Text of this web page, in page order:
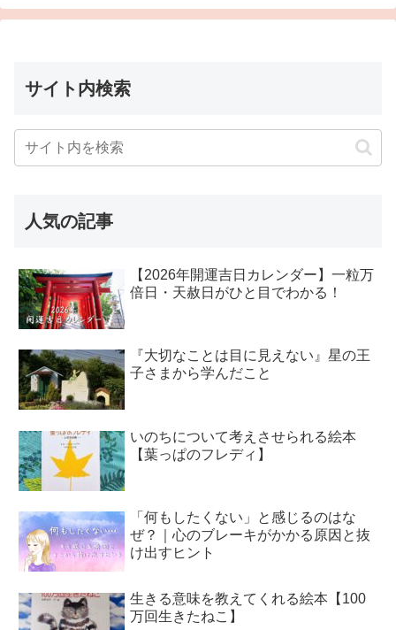
サイト内検索
人気の記事
【2026年開運吉日カレンダー】一粒万
倍日・天赦日がひと目でわかる！
『大切なことは目に見えない』星の王
子さまから学んだこと
いのちについて考えさせられる絵本
【葉っぱのフレディ】
「何もしたくない」と感じるのはな
ぜ？｜心のブレーキがかかる原因と抜
け出すヒント
生きる意味を教えてくれる絵本【100
万回生きたねこ】